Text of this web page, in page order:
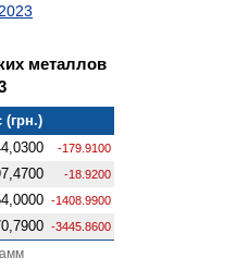
металлов
(грн.)
-179.9100
-18.9200
-1408.9900
-3445.8600